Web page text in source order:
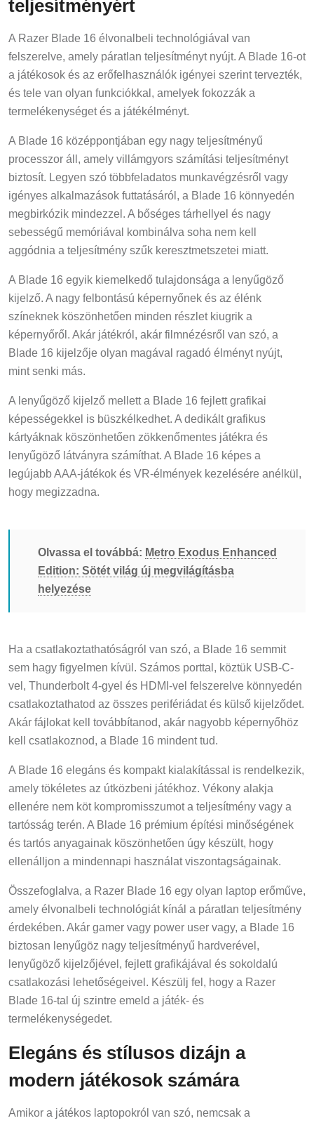
teljesítményért
A Razer Blade 16 élvonalbeli technológiával van
felszerelve, amely páratlan teljesítményt nyújt. A Blade 16-ot
a játékosok és az erőfelhasználók igényei szerint tervezték,
és tele van olyan funkciókkal, amelyek fokozzák a
termelékenységet és a játékélményt.
A Blade 16 középpontjában egy nagy teljesítményű
processzor áll, amely villámgyors számítási teljesítményt
biztosít. Legyen szó többfeladatos munkavégzésről vagy
igényes alkalmazások futtatásáról, a Blade 16 könnyedén
megbirkózik mindezzel. A bőséges tárhellyel és nagy
sebességű memóriával kombinálva soha nem kell
aggódnia a teljesítmény szűk keresztmetszetei miatt.
A Blade 16 egyik kiemelkedő tulajdonsága a lenyűgöző
kijelző. A nagy felbontású képernyőnek és az élénk
színeknek köszönhetően minden részlet kiugrik a
képernyőről. Akár játékról, akár filmnézésről van szó, a
Blade 16 kijelzője olyan magával ragadó élményt nyújt,
mint senki más.
A lenyűgöző kijelző mellett a Blade 16 fejlett grafikai
képességekkel is büszkélkedhet. A dedikált grafikus
kártyáknak köszönhetően zökkenőmentes játékra és
lenyűgöző látványra számíthat. A Blade 16 képes a
legújabb AAA-játékok és VR-élmények kezelésére anélkül,
hogy megizzadna.
Olvassa el továbbá: Metro Exodus Enhanced
Edition: Sötét világ új megvilágításba
helyezése
Ha a csatlakoztathatóságról van szó, a Blade 16 semmit
sem hagy figyelmen kívül. Számos porttal, köztük USB-C-
vel, Thunderbolt 4-gyel és HDMI-vel felszerelve könnyedén
csatlakoztathatod az összes perifériádat és külső kijelződet.
Akár fájlokat kell továbbítanod, akár nagyobb képernyőhöz
kell csatlakoznod, a Blade 16 mindent tud.
A Blade 16 elegáns és kompakt kialakítással is rendelkezik,
amely tökéletes az útközbeni játékhoz. Vékony alakja
ellenére nem köt kompromisszumot a teljesítmény vagy a
tartósság terén. A Blade 16 prémium építési minőségének
és tartós anyagainak köszönhetően úgy készült, hogy
ellenálljon a mindennapi használat viszontagságainak.
Összefoglalva, a Razer Blade 16 egy olyan laptop erőműve,
amely élvonalbeli technológiát kínál a páratlan teljesítmény
érdekében. Akár gamer vagy power user vagy, a Blade 16
biztosan lenyűgöz nagy teljesítményű hardverével,
lenyűgöző kijelzőjével, fejlett grafikájával és sokoldalú
csatlakozási lehetőségeivel. Készülj fel, hogy a Razer
Blade 16-tal új szintre emeld a játék- és
termelékenységedet.
Elegáns és stílusos dizájn a
modern játékosok számára
Amikor a játékos laptopokról van szó, nemcsak a